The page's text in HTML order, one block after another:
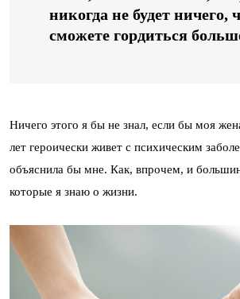
никогда не будет ничего,
сможете гордиться
Ничего этого я бы не знал, если бы моя
лет героически живет с психическим
объяснила бы мне. Как, впрочем, и
которые я знаю о жизни.